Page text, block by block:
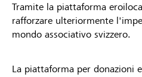
Tramite la piattaforma
rafforzare ulteriormente
mondo associativo svizzero.
La piattaforma per donazioni